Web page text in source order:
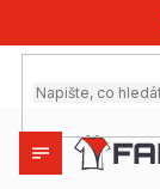
obsah